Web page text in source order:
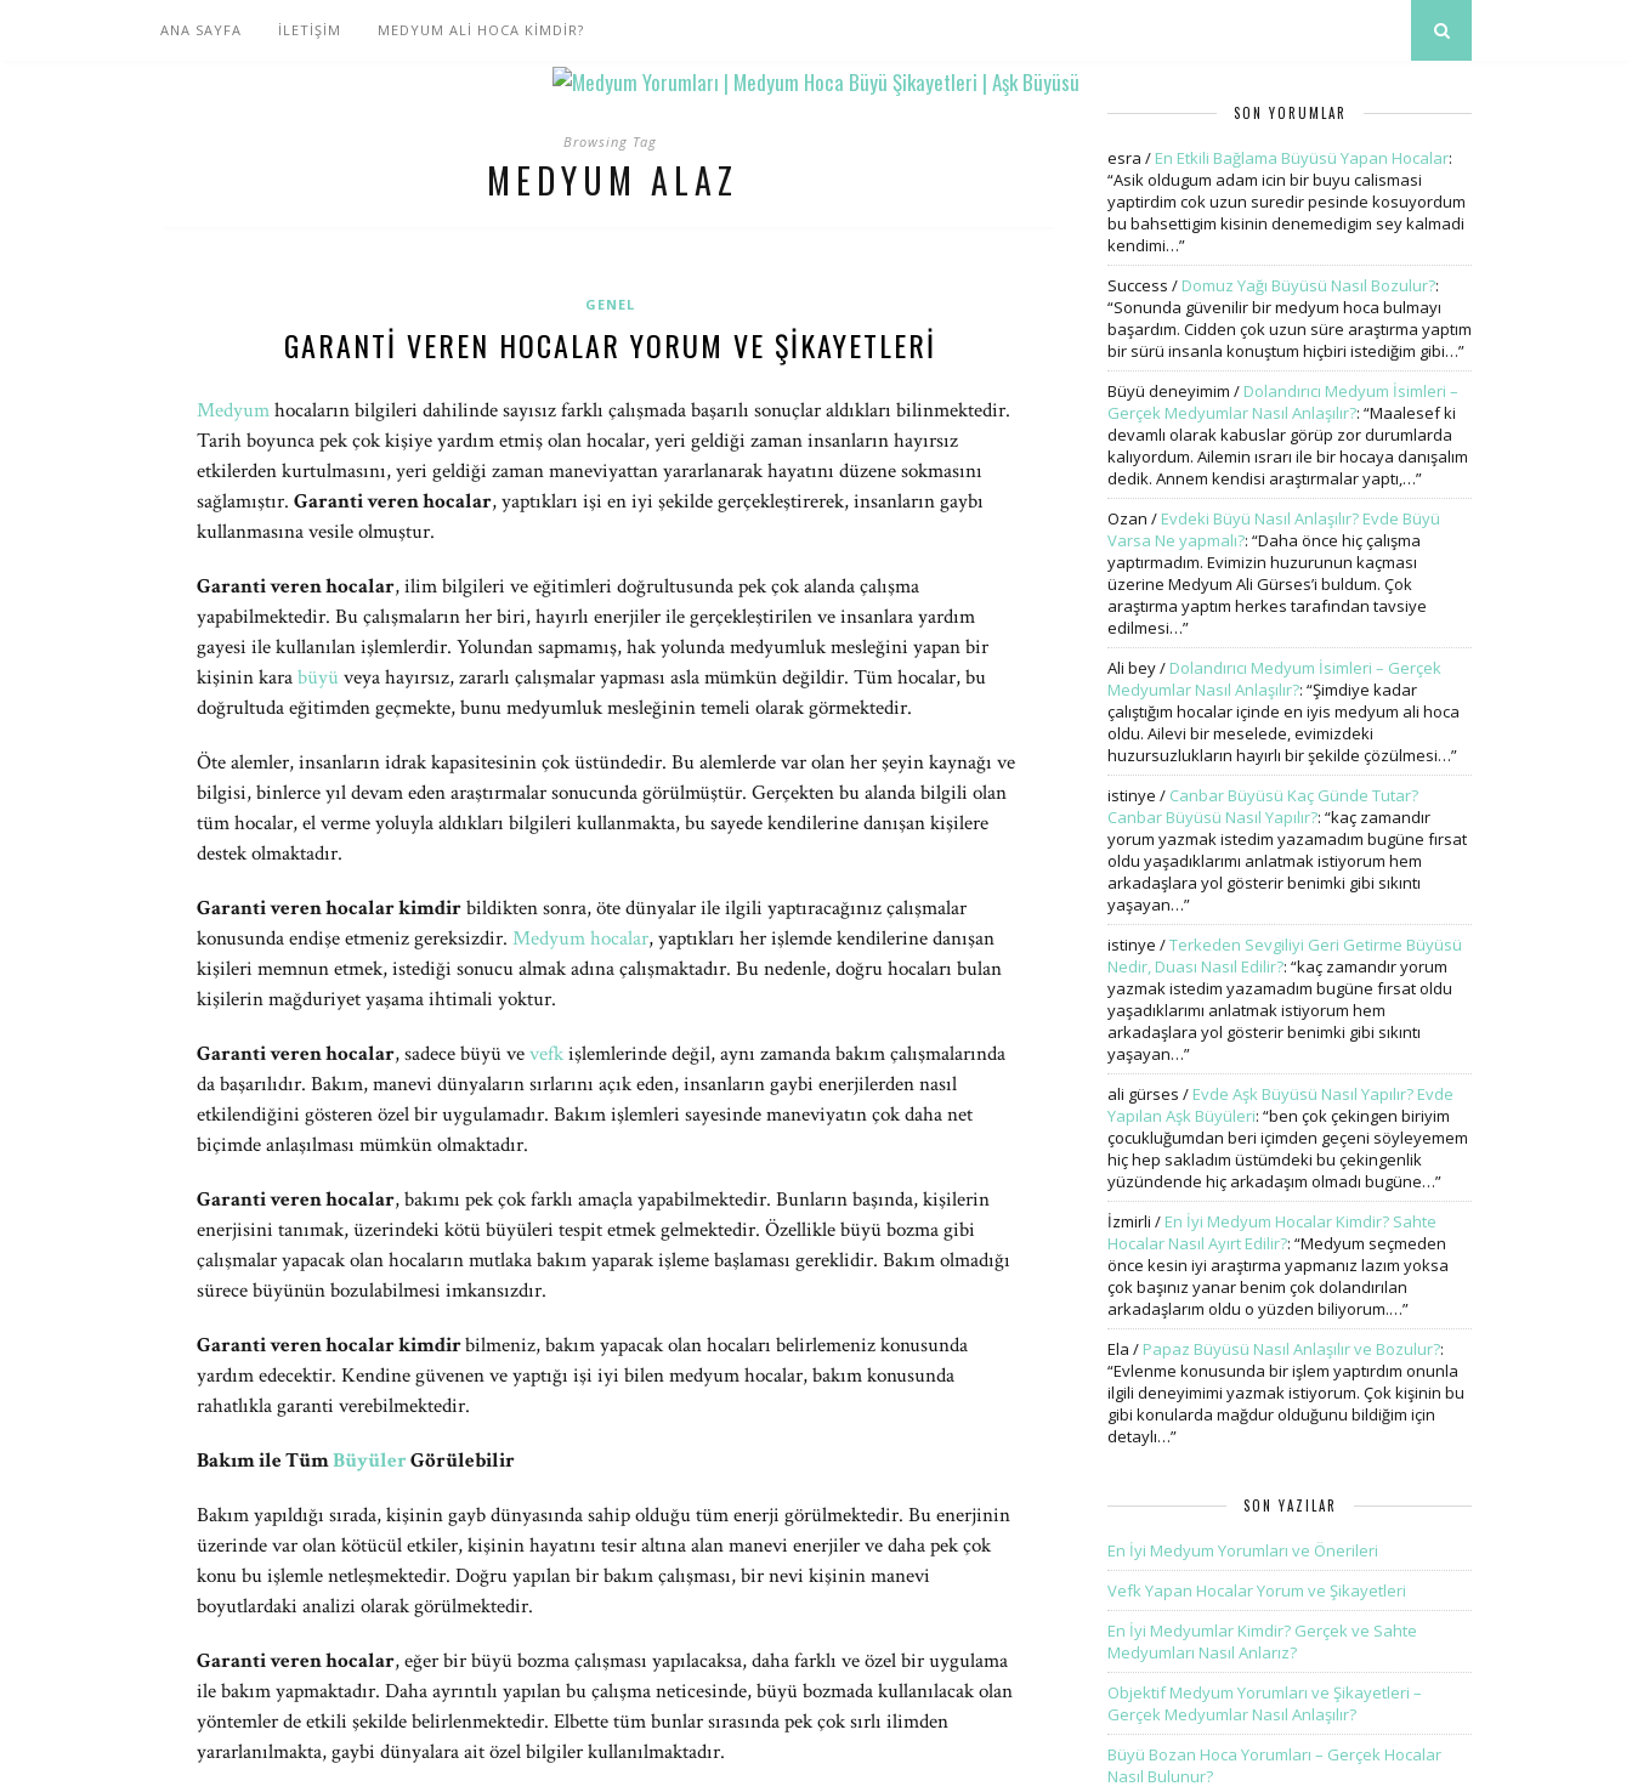
ANA SAYFA İLETİŞİM MEDYUM ALİ HOCA KİMDİR?
Browsing Tag
MEDYUM ALAZ
GENEL
GARANTI VEREN HOCALAR YORUM VE ŞIKAYETLERI
Medyumhocaların bilgileri dahilinde sayısız farklı çalışmada başarılı sonuçlar aldıkları bilinmektedir.
Tarih boyunca pek çok kişiye yardım etmiş olan hocalar, yeri geldiği zaman insanların hayırsız
etkilerden kurtulmasını, yeri geldiği zaman maneviyattan yararlanarak hayatını düzene sokmasını
sağlamıştır. Garanti veren hocalar, yaptıkları işi en iyi şekilde gerçekleştirerek, insanların gaybı
kullanmasına vesile olmuştur.
Garanti veren hocalar, ilim bilgileri ve eğitimleri doğrultusunda pek çok alanda çalışma
yapabilmektedir. Bu çalışmaların her biri, hayırlı enerjiler ile gerçekleştirilen ve insanlara yardım
gayesi ile kullanılan işlemlerdir. Yolundan sapmamış, hak yolunda medyumluk mesleğini yapan bir
kişinin karabüyü veya hayırsız, zararlı çalışmalar yapması asla mümkün değildir. Tüm hocalar, bu
doğrultuda eğitimden geçmekte, bunu medyumluk mesleğinin temeli olarak görmektedir.
Öte alemler, insanların idrak kapasitesinin çok üstündedir. Bu alemlerde var olan her şeyin kaynağı ve
bilgisi, binlerce yıl devam eden araştırmalar sonucunda görülmüştür. Gerçekten bu alanda bilgili olan
tüm hocalar, el verme yoluyla aldıkları bilgileri kullanmakta, bu sayede kendilerine danışan kişilere
destek olmaktadır.
Garanti veren hocalar kimdirbildikten sonra, öte dünyalar ile ilgili yaptıracağınız çalışmalar
konusunda endişe etmeniz gereksizdir. Medyum hocalar, yaptıkları her işlemde kendilerine danışan
kişileri memnun etmek, istediği sonucu almak adına çalışmaktadır. Bu nedenle, doğru hocaları bulan
kişilerin mağduriyet yaşama ihtimali yoktur.
Garanti veren hocalar, sadece büyü vevefkişlemlerinde değil, aynı zamanda bakım çalışmalarında
da başarılıdır. Bakım, manevi dünyaların sırlarını açık eden, insanların gaybi enerjilerden nasıl
etkilendiğini gösteren özel bir uygulamadır. Bakım işlemleri sayesinde maneviyatın çok daha net
biçimde anlaşılması mümkün olmaktadır.
Garanti veren hocalar, bakımı pek çok farklı amaçla yapabilmektedir. Bunların başında, kişilerin
enerjisini tanımak, üzerindeki kötü büyüleri tespit etmek gelmektedir. Özellikle büyü bozma gibi
çalışmalar yapacak olan hocaların mutlaka bakım yaparak işleme başlaması gereklidir. Bakım olmadığı
sürece büyünün bozulabilmesi imkansızdır.
Garanti veren hocalar kimdirbilmeniz, bakım yapacak olan hocaları belirlemeniz konusunda
yardım edecektir. Kendine güvenen ve yaptığı işi iyi bilen medyum hocalar, bakım konusunda
rahatlıkla garanti verebilmektedir.
Bakım ile TümBüyülerGörülebilir
Bakım yapıldığı sırada, kişinin gayb dünyasında sahip olduğu tüm enerji görülmektedir. Bu enerjinin
üzerinde var olan kötücül etkiler, kişinin hayatını tesir altına alan manevi enerjiler ve daha pek çok
konu bu işlemle netleşmektedir. Doğru yapılan bir bakım çalışması, bir nevi kişinin manevi
boyutlardaki analizi olarak görülmektedir.
Garanti veren hocalar, eğer bir büyü bozma çalışması yapılacaksa, daha farklı ve özel bir uygulama
ile bakım yapmaktadır. Daha ayrıntılı yapılan bu çalışma neticesinde, büyü bozmada kullanılacak olan
yöntemler de etkili şekilde belirlenmektedir. Elbette tüm bunlar sırasında pek çok sırlı ilimden
yararlanılmakta, gaybi dünyalara ait özel bilgiler kullanılmaktadır.
SON YORUMLAR
esra / En Etkili Bağlama Büyüsü Yapan Hocalar:
“Asik oldugum adam icin bir buyu calismasi
yaptirdim cok uzun suredir pesinde kosuyordum
bu bahsettigim kisinin denemedigim sey kalmadi
kendimi…”
Success / Domuz Yağı Büyüsü Nasıl Bozulur?:
“Sonunda güvenilir bir medyum hoca bulmayı
başardım. Cidden çok uzun süre araştırma yaptım
bir sürü insanla konuştum hiçbiri istediğim gibi…”
Büyü deneyimim / Dolandırıcı Medyum İsimleri –
Gerçek Medyumlar Nasıl Anlaşılır?: “Maalesef ki
devamlı olarak kabuslar görüp zor durumlarda
kalıyordum. Ailemin ısrarı ile bir hocaya danışalım
dedik. Annem kendisi araştırmalar yaptı,…”
Ozan / Evdeki Büyü Nasıl Anlaşılır? Evde Büyü
Varsa Ne yapmalı?: “Daha önce hiç çalışma
yaptırmadım. Evimizin huzurunun kaçması
üzerine Medyum Ali Gürses’i buldum. Çok
araştırma yaptım herkes tarafından tavsiye
edilmesi…”
Ali bey/ Dolandırıcı Medyum İsimleri – Gerçek
Medyumlar Nasıl Anlaşılır?: “Şimdiye kadar
çalıştığım hocalar içinde en iyis medyum ali hoca
oldu. Ailevi bir meselede, evimizdeki
huzursuzlukların hayırlı bir şekilde çözülmesi…”
istinye / Canbar Büyüsü Kaç Günde Tutar?
Canbar Büyüsü Nasıl Yapılır?: “kaç zamandır
yorum yazmak istedim yazamadım bugüne fırsat
oldu yaşadıklarımı anlatmak istiyorum hem
arkadaşlara yol gösterir benimki gibi sıkıntı
yaşayan…”
istinye /Terkeden Sevgiliyi Geri Getirme Büyüsü
Nedir, Duası Nasıl Edilir?: “kaç zamandır yorum
yazmak istedim yazamadım bugüne fırsat oldu
yaşadıklarımı anlatmak istiyorum hem
arkadaşlara yol gösterir benimki gibi sıkıntı
yaşayan…”
ali gürses / Evde Aşk Büyüsü Nasıl Yapılır? Evde
Yapılan Aşk Büyüleri: “ben çok çekingen biriyim
çocukluğumdan beri içimden geçeni söyleyemem
hiç hep sakladım üstümdeki bu çekingenlik
yüzündende hiç arkadaşım olmadı bugüne…”
İzmirli / En İyi Medyum Hocalar Kimdir? Sahte
Hocalar Nasıl Ayırt Edilir?: “Medyum seçmeden
önce kesin iyi araştırma yapmanız lazım yoksa
çok başınız yanar benim çok dolandırılan
arkadaşlarım oldu o yüzden biliyorum.…”
Ela / Papaz Büyüsü Nasıl Anlaşılır ve Bozulur?:
“Evlenme konusunda bir işlem yaptırdım onunla
ilgili deneyimimi yazmak istiyorum. Çok kişinin bu
gibi konularda mağdur olduğunu bildiğim için
detaylı…”
SON YAZILAR
En İyi Medyum Yorumları ve Önerileri
Vefk Yapan Hocalar Yorum ve Şikayetleri
En İyi Medyumlar Kimdir? Gerçek ve Sahte
Medyumları Nasıl Anlarız?
Objektif Medyum Yorumları ve Şikayetleri –
Gerçek Medyumlar Nasıl Anlaşılır?
Büyü Bozan Hoca Yorumları – Gerçek Hocalar
Nasıl Bulunur?